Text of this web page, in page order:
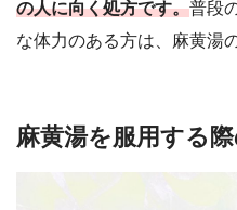
の人に向く処方です。普段
な体力のある方は、麻黄湯
麻黄湯を服用する